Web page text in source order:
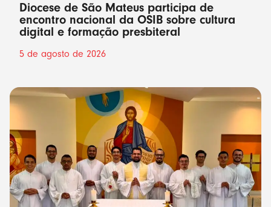
Diocese de São Mateus participa de
encontro nacional da OSIB sobre cultura
digital e formação presbiteral
5 de agosto de 2026